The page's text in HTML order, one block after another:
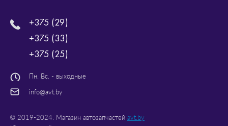
+375 (29)
+375 (33)
+375 (25)
Пн. Вс. - выходные
info@avt.by
© 2019-2024. Магазин автозапчастей avt.by